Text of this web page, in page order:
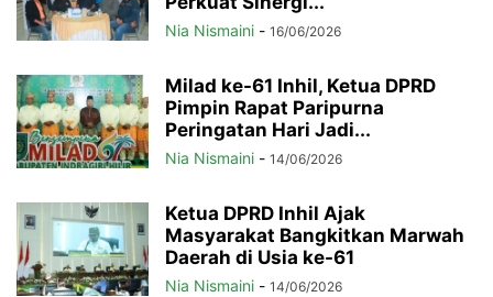
Nia Nismaini - 16/06/2026
Milad ke-61 Inhil, Ketua DPRD
Pimpin Rapat Paripurna
Peringatan Hari Jadi...
Nia Nismaini - 14/06/2026
Ketua DPRD Inhil Ajak
Masyarakat Bangkitkan Marwah
Daerah di Usia ke-61
Nia Nismaini - 14/06/2026